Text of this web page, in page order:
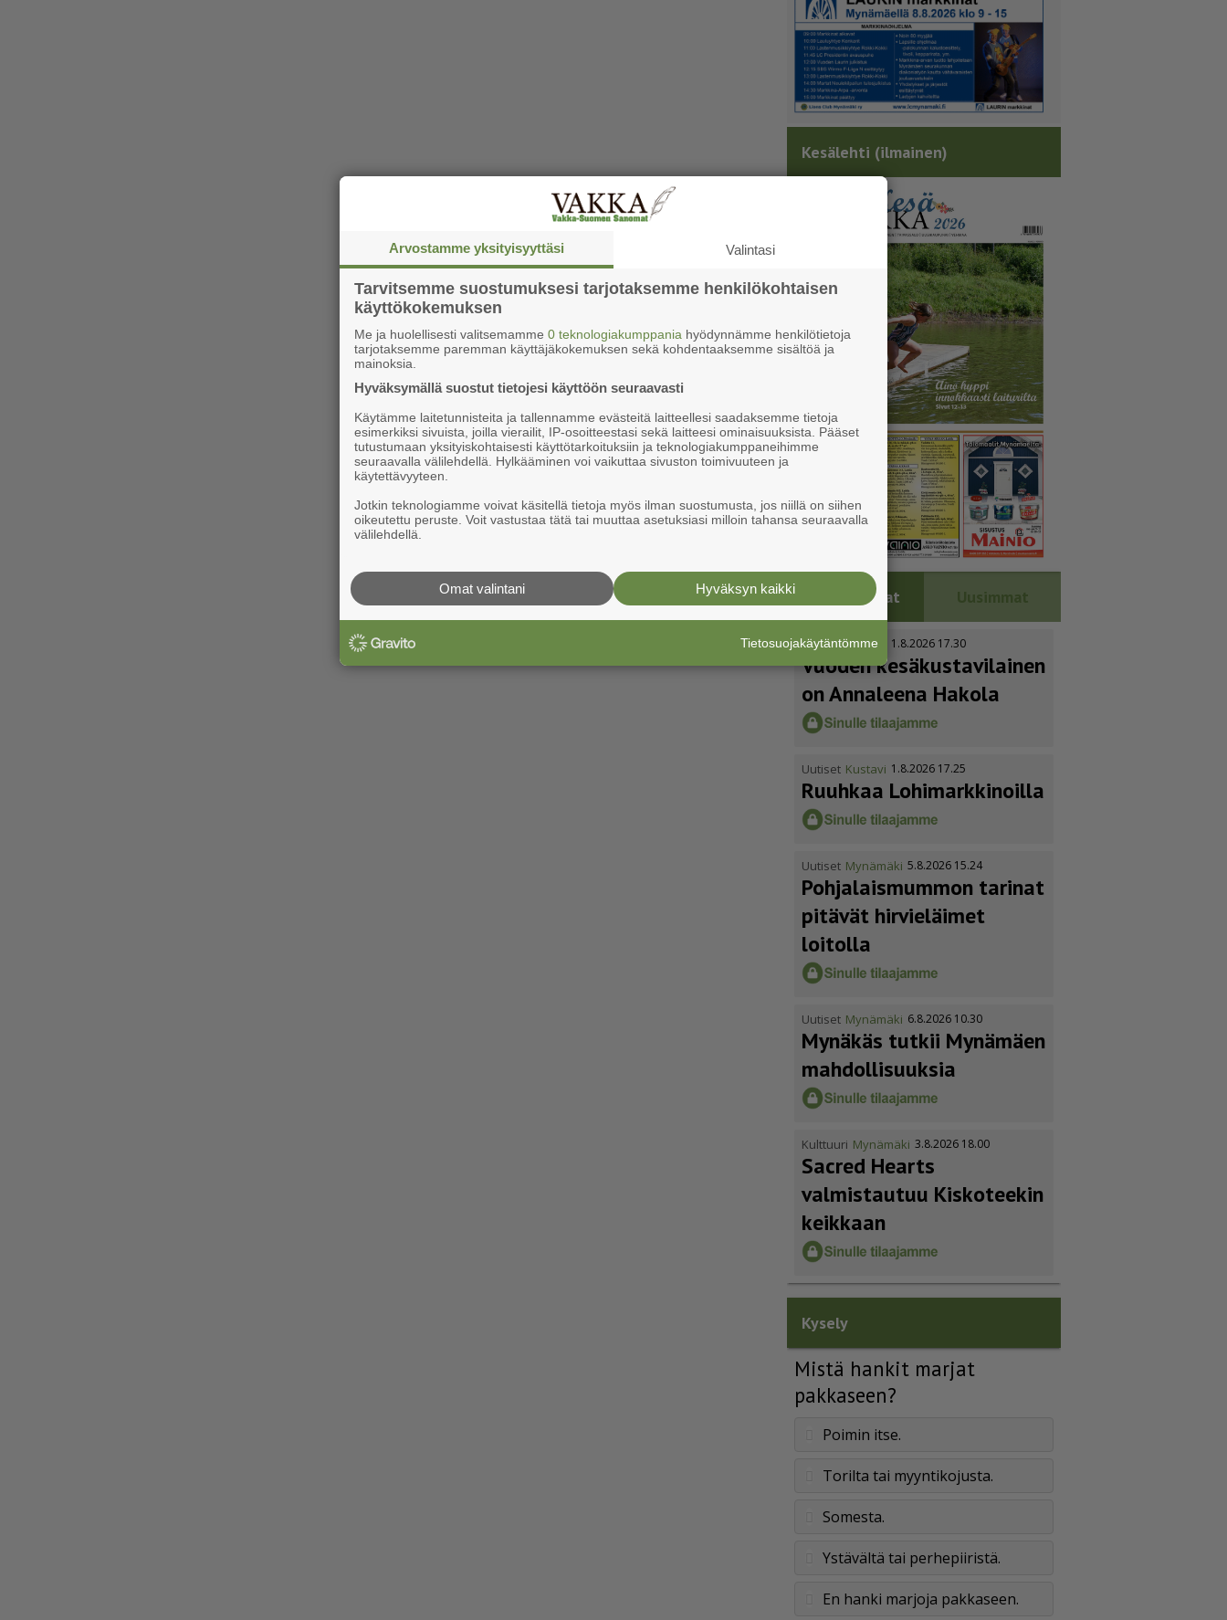
Kesälehti (ilmainen)
Luetuimmat Uusimmat
Uutiset Kustavi 1.8.2026 17.30
Vuoden kesäkus­ta­vi­lainen
on Annaleena Hakola
Uutiset Kustavi 1.8.2026 17.25
Ruuhkaa Lohimark­ki­noilla
Uutiset Mynämäki 5.8.2026 15.24
Pohja­lais­mummon tarinat
pitävät hirvieläimet
loitolla
Uutiset Mynämäki 6.8.2026 10.30
Mynäkäs tutkii Mynämäen
mahdol­li­suuksia
Kulttuuri Mynämäki 3.8.2026 18.00
Sacred Hearts
valmistautuu Kiskoteekin
keikkaan
Kysely
Mistä hankit marjat
pakkaseen?
Poimin itse.
Torilta tai myyntikojusta.
Somesta.
Ystävältä tai perhepiiristä.
En hanki marjoja pakkaseen.
Arvostamme yksityisyyttäsi Valintasi
Tarvitsemme suostumuksesi tarjotaksemme henkilökohtaisen
käyttökokemuksen
Me ja huolellisesti valitsemamme 0 teknologiakumppania hyödynnämme henkilötietoja
tarjotaksemme paremman käyttäjäkokemuksen sekä kohdentaaksemme sisältöä ja
mainoksia.
Hyväksymällä suostut tietojesi käyttöön seuraavasti
Käytämme laitetunnisteita ja tallennamme evästeitä laitteellesi saadaksemme tietoja
esimerkiksi sivuista, joilla vierailit, IP-osoitteestasi sekä laitteesi ominaisuuksista. Pääset
tutustumaan yksityiskohtaisesti käyttötarkoituksiin ja teknologiakumppaneihimme
seuraavalla välilehdellä. Hylkääminen voi vaikuttaa sivuston toimivuuteen ja
käytettävyyteen.
Jotkin teknologiamme voivat käsitellä tietoja myös ilman suostumusta, jos niillä on siihen
oikeutettu peruste. Voit vastustaa tätä tai muuttaa asetuksiasi milloin tahansa seuraavalla
välilehdellä.
Hyväksyn kaikki
Omat valintani
Tietosuojakäytäntömme